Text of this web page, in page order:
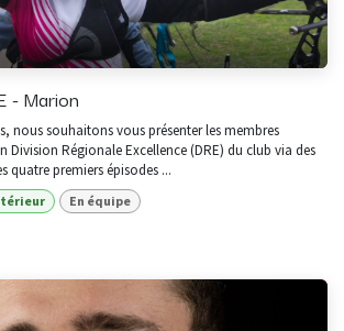
- Marion
nous souhaitons vous présenter les membres
Division Régionale Excellence (DRE) du club via des
quatre premiers épisodes ...
En équipe